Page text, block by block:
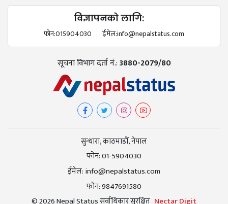
विज्ञापनको लागि:
फोन:015904030 ईमेल:info@nepalstatus.com
सूचना विभाग दर्ता नं.:3880-2079/80
सुन्धारा, काठमाडौँ, नेपाल
फोन:01-5904030
ईमेल: info@nepalstatus.com
फोन:9847691580
© 2026 Nepal Status सर्वाधिकार सुरक्षित Nectar Digit